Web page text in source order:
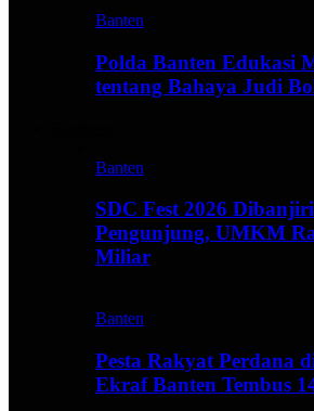
Banten
Polda Banten Edukasi
tentang Bahaya Judi
Banten
SDC Fest 2026
Pengunjung, UMKM
Miliar
Banten
Pesta Rakyat Perdana
Ekraf Banten Tembus